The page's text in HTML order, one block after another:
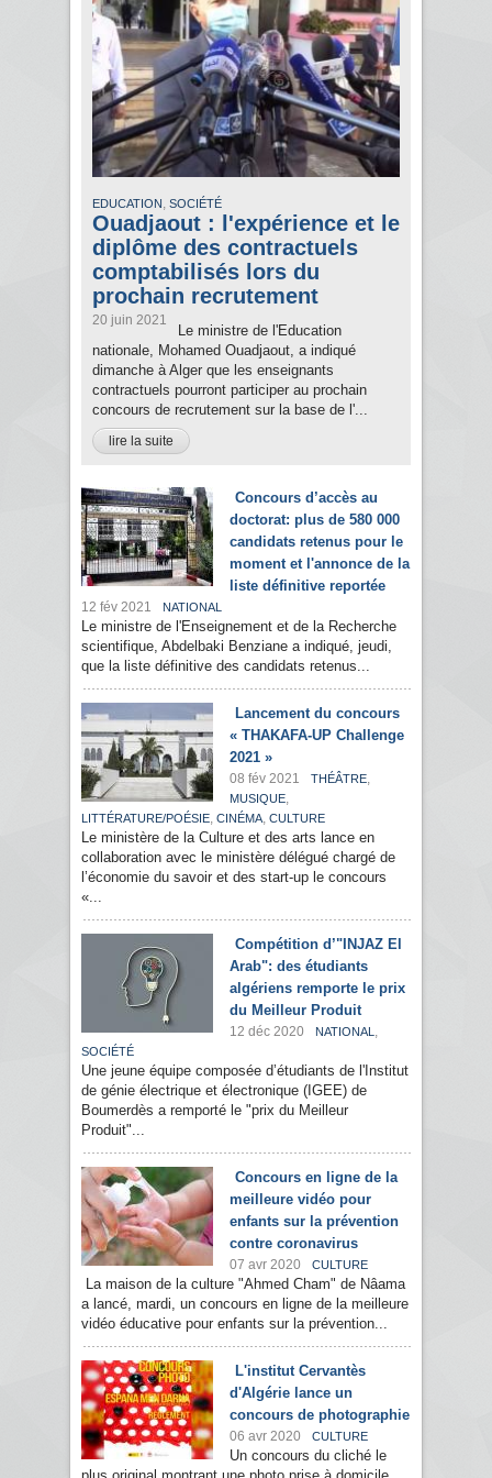
EDUCATION , SOCIÉTÉ
Ouadjaout : l'expérience et le
diplôme des contractuels
comptabilisés lors du
prochain recrutement
20 juin 2021
Le ministre de l'Education
nationale, Mohamed Ouadjaout, a indiqué
dimanche à Alger que les enseignants
contractuels pourront participer au prochain
concours de recrutement sur la base de l'...
lire la suite
Concours d’accès au
doctorat: plus de 580 000
candidats retenus pour le
moment et l'annonce de la
liste définitive reportée
12 fév 2021 NATIONAL
Le ministre de l'Enseignement et de la Recherche
scientifique, Abdelbaki Benziane a indiqué, jeudi,
que la liste définitive des candidats retenus...
Lancement du concours
« THAKAFA-UP Challenge
2021 »
08 fév 2021 THÉÂTRE,
MUSIQUE,
LITTÉRATURE/POÉSIE, CINÉMA, CULTURE
Le ministère de la Culture et des arts lance en
collaboration avec le ministère délégué chargé de
l’économie du savoir et des start-up le concours
«...
Compétition d’"INJAZ El
Arab": des étudiants
algériens remporte le prix
du Meilleur Produit
12 déc 2020 NATIONAL ,
SOCIÉTÉ
Une jeune équipe composée d’étudiants de l'Institut
de génie électrique et électronique (IGEE) de
Boumerdès a remporté le "prix du Meilleur
Produit"...
Concours en ligne de la
meilleure vidéo pour
enfants sur la prévention
contre coronavirus
07 avr 2020 CULTURE
La maison de la culture "Ahmed Cham" de Nâama
a lancé, mardi, un concours en ligne de la meilleure
vidéo éducative pour enfants sur la prévention...
L'institut Cervantès
d'Algérie lance un
concours de photographie
06 avr 2020 CULTURE
Un concours du cliché le